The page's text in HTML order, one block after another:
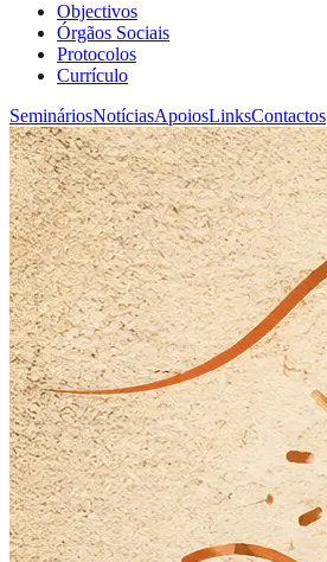
Objectivos
Órgãos Sociais
Protocolos
Currículo
SemináriosNotíciasApoiosLinksContactos